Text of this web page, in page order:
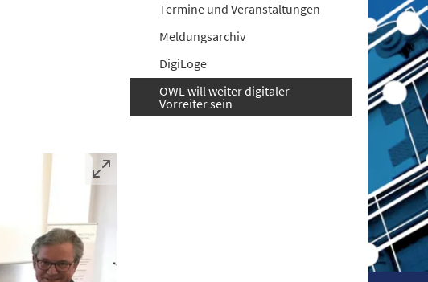
Termine und Veranstaltungen
Meldungsarchiv
DigiLoge
OWL will weiter digitaler
Vorreiter sein